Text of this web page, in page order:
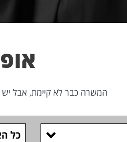
המשרה כבר לא קיימת, אבל
כל